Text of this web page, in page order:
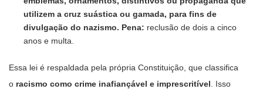
utilizem a cruz suástica ou gamada, para fins de
divulgação do nazismo. Pena: reclusão de dois a cinco
anos e multa.
Essa lei é respaldada pela própria Constituição, que classifica
o racismo como crime inafiançável e imprescritível . Isso